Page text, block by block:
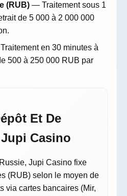
(RUB) — Traitement sous 1
de 5 000 à 2 000 000
en 30 minutes à
500 à 250 000 RUB par
Et De
Casino
Jupi Casino fixe
(RUB) selon le moyen de
via cartes bancaires (Mir,